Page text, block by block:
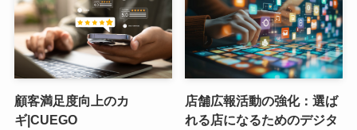
顧客満足度向上のカ
ギ|CUEGO
店舗広報活動の強化：選ば
れる店になるためのデジタ